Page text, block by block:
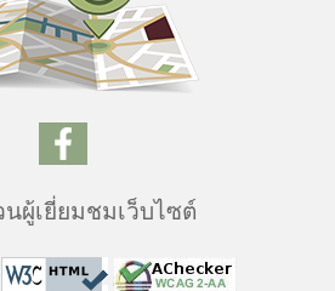
นผู้เยี่ยมชมเว็บไซต์